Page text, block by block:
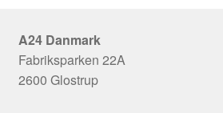
A24 Danmark
Fabriksparken 22A
2600 Glostrup